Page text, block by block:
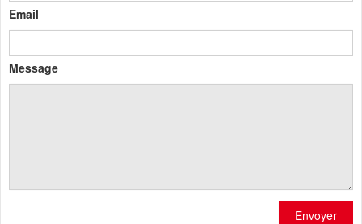
Email
Message
Envoyer